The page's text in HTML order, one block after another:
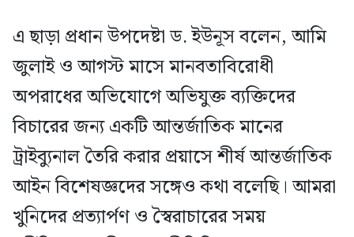
এ ছাড়া প্রধান উপদেষ্টা ড. ইউনূস বলেন, আমি
জুলাই ও আগস্ট মাসে মানবতাবিরোধী
অপরাধের অভিযোগে অভিযুক্ত ব্যক্তিদের
বিচারের জন্য একটি আন্তর্জাতিক মানের
ট্রাইব্যুনাল তৈরি করার প্রয়াসে শীর্ষ আন্তর্জাতিক
আইন বিশেষজ্ঞদের সঙ্গেও কথা বলেছি। আমরা
খুনিদের প্রত্যার্পণ ও স্বৈরাচারের সময়